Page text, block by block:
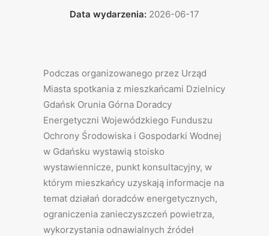
Data wydarzenia: 2026-06-17
Podczas organizowanego przez Urząd
Miasta spotkania z mieszkańcami Dzielnicy
Gdańsk Orunia Górna Doradcy
Energetyczni Wojewódzkiego Funduszu
Ochrony Środowiska i Gospodarki Wodnej
w Gdańsku wystawią stoisko
wystawiennicze, punkt konsultacyjny, w
którym mieszkańcy uzyskają informacje na
temat działań doradców energetycznych,
ograniczenia zanieczyszczeń powietrza,
wykorzystania odnawialnych źródeł